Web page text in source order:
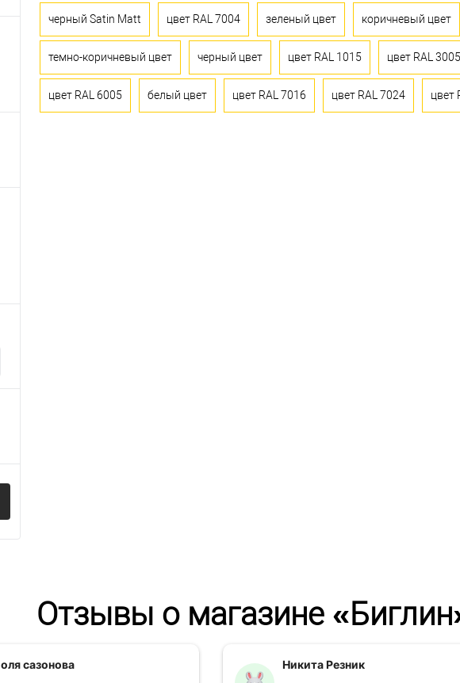
черный Satin Matt цвет RAL 7004 зеленый цвет коричневый цвет
темно-коричневый цвет черный цвет цвет RAL 1015 цвет RAL 3005
цвет RAL 6005 белый цвет цвет RAL 7016 цвет RAL 7024 цвет
Отзывы о магазине
оля сазонова Никита Резник